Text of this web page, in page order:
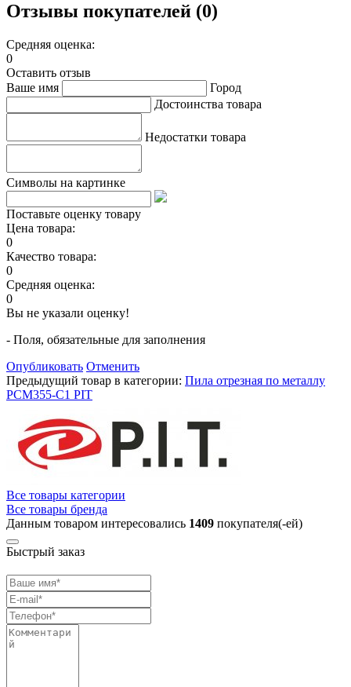
Отзывы покупателей (0)
Средняя оценка:
0
Оставить отзыв
Ваше имя
Город
Достоинства товара
Недостатки товара
Символы на картинке
Поставьте оценку товару
Цена товара:
0
Качество товара:
0
Средняя оценка:
0
Вы не указали оценку!
- Поля, обязательные для заполнения
Опубликовать Отменить
Предыдущий товар в категории: Пила отрезная по металлу
РСМ355-C1 PIT
Все товары категории
Все товары бренда
Данным товаром интересовались 1409 покупателя(-ей)
Быстрый заказ